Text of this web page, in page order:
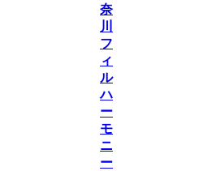
奈
川
フ
ィ
ル
ハ
ー
モ
ニ
ー